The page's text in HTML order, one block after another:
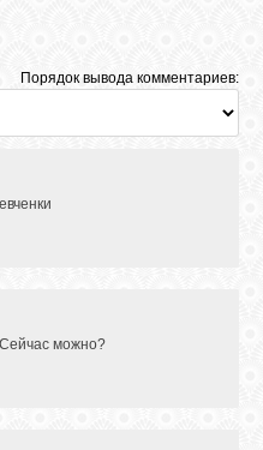
Порядок вывода комментариев:
можно?